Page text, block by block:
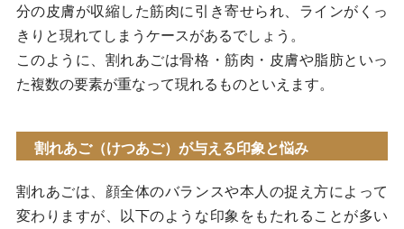
分の皮膚が収縮した筋肉に引き寄せられ、ラインがくっ
きりと現れてしまうケースがあるでしょう。
このように、割れあごは骨格・筋肉・皮膚や脂肪といっ
た複数の要素が重なって現れるものといえます。
割れあご（けつあご）が与える印象と悩み
割れあごは、顔全体のバランスや本人の捉え方によって
変わりますが、以下のような印象をもたれることが多い